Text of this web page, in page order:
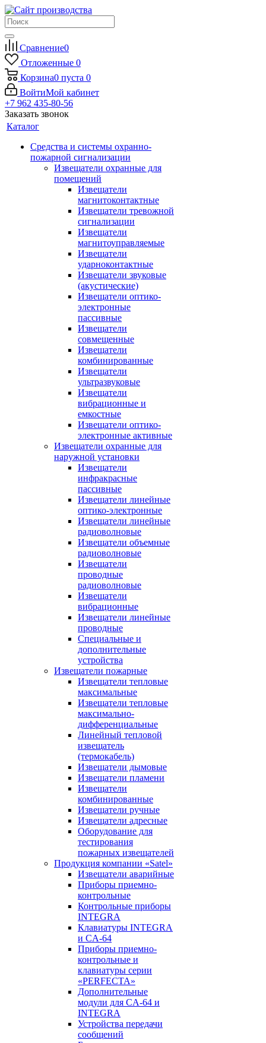
Сравнение0
Отложенные 0
Корзина0 пуста 0
ВойтиМой кабинет
+7 962 435-80-56
Заказать звонок
Каталог
Средства и системы охранно-
пожарной сигнализации
Извещатели охранные для
помещений
Извещатели
магнитоконтактные
Извещатели тревожной
сигнализации
Извещатели
магнитоуправляемые
Извещатели
ударноконтактные
Извещатели звуковые
(акустические)
Извещатели оптико-
электронные
пассивные
Извещатели
совмещенные
Извещатели
комбинированные
Извещатели
ультразвуковые
Извещатели
вибрационные и
емкостные
Извещатели оптико-
электронные активные
Извещатели охранные для
наружной установки
Извещатели
инфракрасные
пассивные
Извещатели линейные
оптико-электронные
Извещатели линейные
радиоволновые
Извещатели объемные
радиоволновые
Извещатели
проводные
радиоволновые
Извещатели
вибрационные
Извещатели линейные
проводные
Специальные и
дополнительные
устройства
Извещатели пожарные
Извещатели тепловые
максимальные
Извещатели тепловые
максимально-
дифференциальные
Линейный тепловой
извещатель
(термокабель)
Извещатели дымовые
Извещатели пламени
Извещатели
комбинированные
Извещатели ручные
Извещатели адресные
Оборудование для
тестирования
пожарных извещателей
Продукция компании «Satel»
Извещатели аварийные
Приборы приемно-
контрольные
Контрольные приборы
INTEGRA
Клавиатуры INTEGRA
и CA-64
Приборы приемно-
контрольные и
клавиатуры серии
«PERFECTA»
Дополнительные
модули для CA-64 и
INTEGRA
Устройства передачи
сообщений